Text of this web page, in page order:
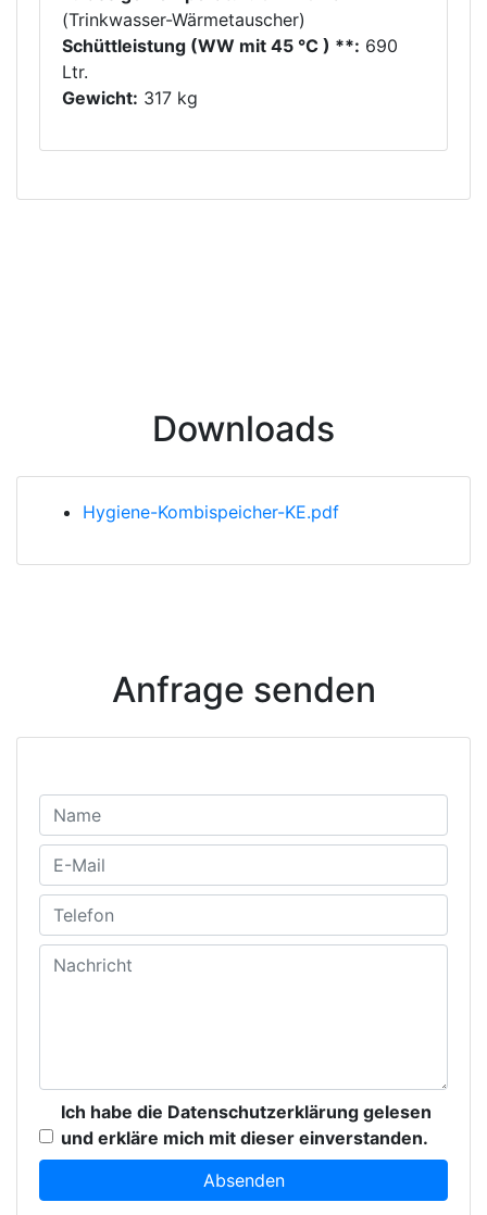
(Trinkwasser-Wärmetauscher)
Schüttleistung (WW mit 45 °C ) **: 690
Ltr.
Gewicht: 317 kg
Downloads
Hygiene-Kombispeicher-KE.pdf
Anfrage senden
Ich habe die Datenschutzerklärung gelesen
und erkläre mich mit dieser einverstanden.